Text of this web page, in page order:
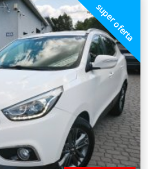
super oferta